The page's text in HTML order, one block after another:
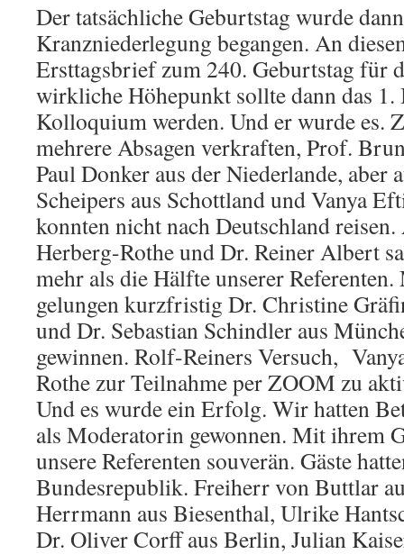
Der tatsächliche Geburtstag wurde
Kranzniederlegung begangen. An
Ersttagsbrief zum 240. Geburtstag für
wirkliche Höhepunkt sollte dann das
Kolloquium werden. Und er wurde es.
mehrere Absagen verkraften, Prof.
Paul Donker aus der Niederlande, aber
Scheipers aus Schottland und Vanya
konnten nicht nach Deutschland
Herberg-Rothe und Dr. Reiner Albert
mehr als die Hälfte unserer
gelungen kurzfristig Dr. Christine
und Dr. Sebastian Schindler aus
gewinnen. Rolf-Reiners Versuch,
Rothe zur Teilnahme per ZOOM zu
Und es wurde ein Erfolg. Wir hatten
als Moderatorin gewonnen. Mit ihrem
unsere Referenten souverän. Gäste
Bundesrepublik. Freiherr von Buttlar
Herrmann aus Biesenthal, Ulrike
Dr. Oliver Corff aus Berlin, Julian